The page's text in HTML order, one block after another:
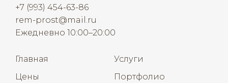
+7 (993) 454-63-86
rem-prost@mail.ru
Ежедневно 10:00–20:00
Главная
Услуги
Цены
Портфолио